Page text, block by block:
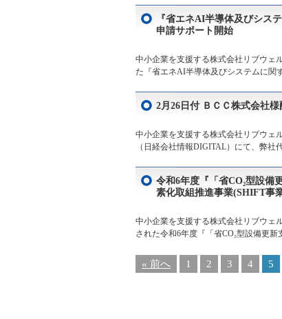
『省エネAI半導体及びシス
申請サポート開始
中小企業を支援する株式会社リブウェ
た『省エネAI半導体及びシステムに
2月26日付 ＢＣＣ株式会社
中小企業を支援する株式会社リブウェ
（日経会社情報DIGITAL）にて、弊
令和6年度『「省CO₂型設備
素化取組推進事業(SHIFT事
中小企業を支援する株式会社リブウェ
された令和6年度『「省CO₂型設備更
« 前へ 1 2 3 4 5